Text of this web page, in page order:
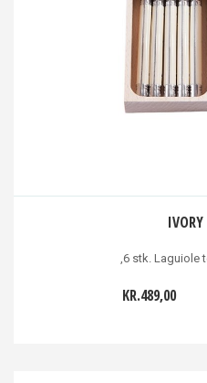
IVORY
,6 stk. Laguiole
KR.489,00